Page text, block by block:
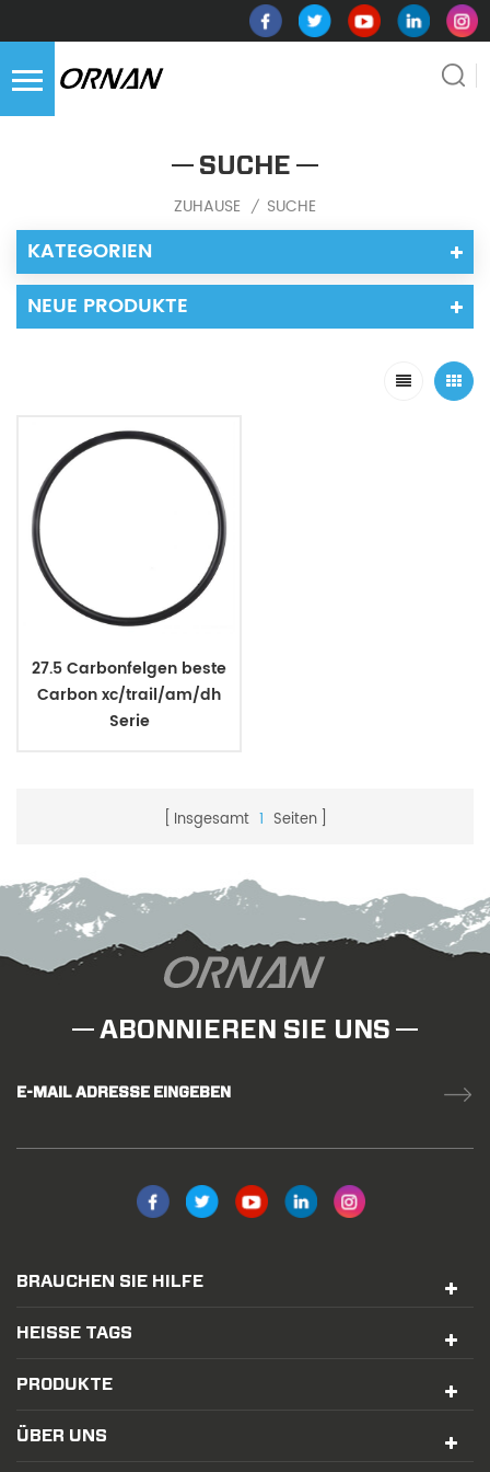
SUCHE
ZUHAUSE / SUCHE
KATEGORIEN
NEUE PRODUKTE
27.5 Carbonfelgen beste
Carbon xc/trail/am/dh
Serie
Insgesamt 1 Seiten
ABONNIEREN SIE UNS
E-MAIL ADRESSE EINGEBEN
BRAUCHEN SIE HILFE
HEISSE TAGS
PRODUKTE
ÜBER UNS